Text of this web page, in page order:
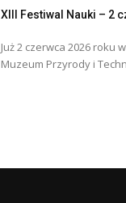
XIII Festiwal Nauki – 2
Już 2 czerwca 2026 roku
Muzeum Przyrody i